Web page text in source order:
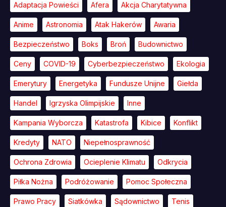
Adaptacja Powieści Afera Akcja Charytatywna
Anime Astronomia Atak Hakerów Awaria
Bezpieczeństwo Boks Broń Budownictwo
Ceny COVID-19 Cyberbezpieczeństwo Ekologia
Emerytury Energetyka Fundusze Unijne Giełda
Handel Igrzyska Olimpijskie Inne
Kampania Wyborcza Katastrofa Kibice Konflikt
Kredyty NATO Niepełnosprawność
Ochrona Zdrowia Ocieplenie Klimatu Odkrycia
Piłka Nożna Podróżowanie Pomoc Społeczna
Prawo Pracy Siatkówka Sądownictwo Tenis